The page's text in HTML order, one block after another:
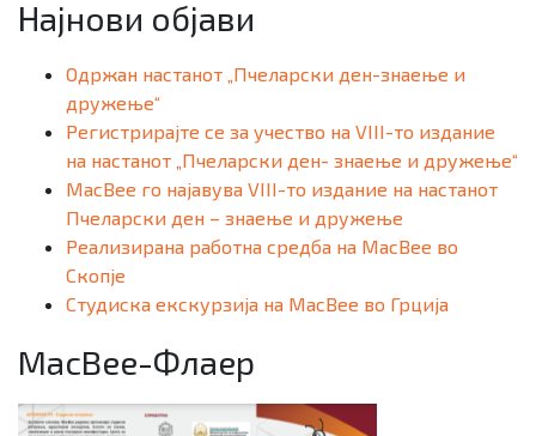
Најнови објави
Одржан настанот „Пчеларски ден-знаење и
дружење“
Регистрирајте се за учество на VIII-то издание
на настанот „Пчеларски ден- знаење и дружење“
MacBee го најавува VIII-то издание на настанот
Пчеларски ден – знаење и дружење
Реализирана работна средба на MacBee во
Скопје
Студиска екскурзија на MacBee во Грција
MacBee-Флаер